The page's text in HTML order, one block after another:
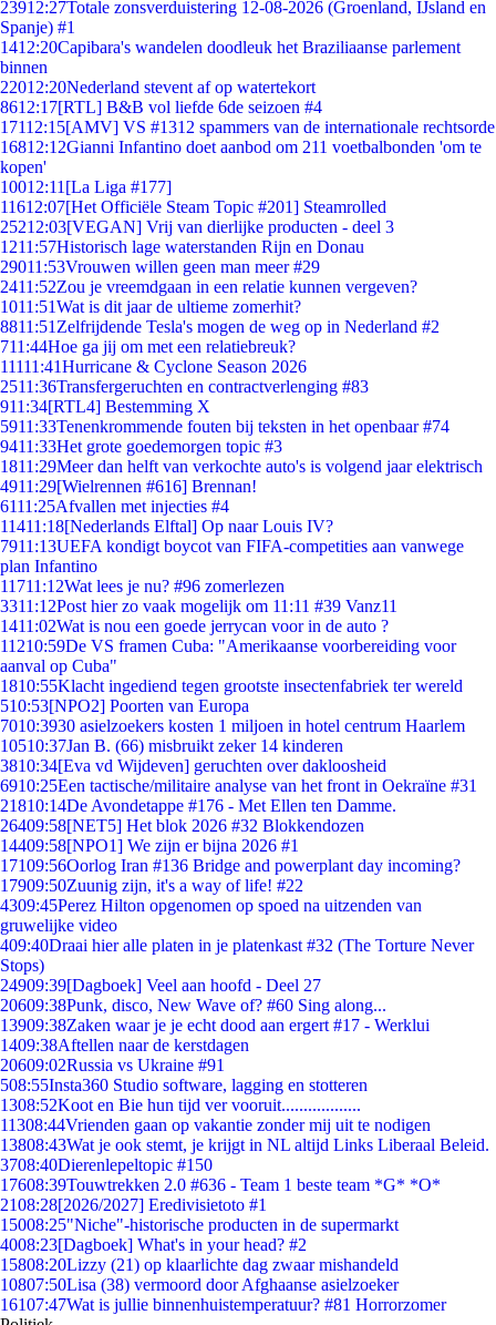
23912:27Totale zonsverduistering 12-08-2026 (Groenland, IJsland en
Spanje) #1
1412:20Capibara's wandelen doodleuk het Braziliaanse parlement
binnen
22012:20Nederland stevent af op watertekort
8612:17[RTL] B&B vol liefde 6de seizoen #4
17112:15[AMV] VS #1312 spammers van de internationale rechtsorde
16812:12Gianni Infantino doet aanbod om 211 voetbalbonden 'om te
kopen'
10012:11 [La Liga #177]
11612:07[Het Officiële Steam Topic #201] Steamrolled
25212:03[VEGAN] Vrij van dierlijke producten - deel 3
1211:57Historisch lage waterstanden Rijn en Donau
29011:53Vrouwen willen geen man meer #29
2411:52Zou je vreemdgaan in een relatie kunnen vergeven?
1011:51Wat is dit jaar de ultieme zomerhit?
8811:51 Zelfrijdende Tesla's mogen de weg op in Nederland #2
711:44Hoe ga jij om met een relatiebreuk?
11111:41Hurricane & Cyclone Season 2026
2511:36Transfergeruchten en contractverlenging #83
911:34[RTL4] Bestemming X
5911:33Tenenkrommende fouten bij teksten in het openbaar #74
9411:33Het grote goedemorgen topic #3
1811:29Meer dan helft van verkochte auto's is volgend jaar elektrisch
4911:29[Wielrennen #616] Brennan!
6111:25Afvallen met injecties #4
11411:18[Nederlands Elftal] Op naar Louis IV?
7911:13UEFA kondigt boycot van FIFA-competities aan vanwege
plan Infantino
11711:12Wat lees je nu? #96 zomerlezen
3311:12Post hier zo vaak mogelijk om 11:11 #39 Vanz11
1411:02Wat is nou een goede jerrycan voor in de auto ?
11210:59De VS framen Cuba: "Amerikaanse voorbereiding voor
aanval op Cuba"
1810:55Klacht ingediend tegen grootste insectenfabriek ter wereld
510:53[NPO2] Poorten van Europa
7010:3930 asielzoekers kosten 1 miljoen in hotel centrum Haarlem
10510:37Jan B. (66) misbruikt zeker 14 kinderen
3810:34[Eva vd Wijdeven] geruchten over dakloosheid
6910:25Een tactische/militaire analyse van het front in Oekraïne #31
21810:14De Avondetappe #176 - Met Ellen ten Damme.
26409:58[NET5] Het blok 2026 #32 Blokkendozen
14409:58[NPO1] We zijn er bijna 2026 #1
17109:56Oorlog Iran #136 Bridge and powerplant day incoming?
17909:50Zuunig zijn, it's a way of life! #22
4309:45Perez Hilton opgenomen op spoed na uitzenden van
gruwelijke video
409:40Draai hier alle platen in je platenkast #32 (The Torture Never
Stops)
24909:39[Dagboek] Veel aan hoofd - Deel 27
20609:38Punk, disco, New Wave of? #60 Sing along...
13909:38Zaken waar je je echt dood aan ergert #17 - Werklui
1409:38Aftellen naar de kerstdagen
20609:02Russia vs Ukraine #91
508:55Insta360 Studio software, lagging en stotteren
1308:52Koot en Bie hun tijd ver vooruit..................
11308:44Vrienden gaan op vakantie zonder mij uit te nodigen
13808:43Wat je ook stemt, je krijgt in NL altijd Links Liberaal Beleid.
3708:40Dierenlepeltopic #150
17608:39Touwtrekken 2.0 #636 - Team 1 beste team *G* *O*
2108:28[2026/2027] Eredivisietoto #1
15008:25"Niche"-historische producten in de supermarkt
4008:23[Dagboek] What's in your head? #2
15808:20Lizzy (21) op klaarlichte dag zwaar mishandeld
10807:50Lisa (38) vermoord door Afghaanse asielzoeker
16107:47Wat is jullie binnenhuistemperatuur? #81 Horrorzomer